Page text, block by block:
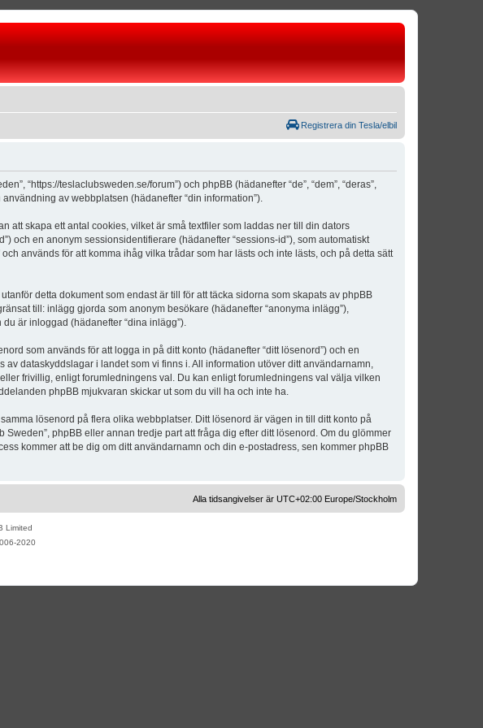
Registrera din Tesla/elbil
“https://teslaclubsweden.se/forum”) och phpBB (hädanefter “de”, “dem”, “deras”,
användning av webbplatsen (hädanefter “din information”).
att skapa ett antal cookies, vilket är små textfiler som laddas ner till din dators
och en anonym sessionsidentifierare (hädanefter “sessions-id”), som automatiskt
används för att komma ihåg vilka trådar som har lästs och inte lästs, och på detta sätt
detta dokument som endast är till för att täcka sidorna som skapats av phpBB
till: inlägg gjorda som anonym besökare (hädanefter “anonyma inlägg”),
är inloggad (hädanefter “dina inlägg”).
som används för att logga in på ditt konto (hädanefter “ditt lösenord”) och en
dataskyddslagar i landet som vi finns i. All information utöver ditt användarnamn,
frivillig, enligt forumledningens val. Du kan enligt forumledningens val välja vilken
phpBB mjukvaran skickar ut som du vill ha och inte ha.
lösenord på flera olika webbplatser. Ditt lösenord är vägen in till ditt konto på
phpBB eller annan tredje part att fråga dig efter ditt lösenord. Om du glömmer
kommer att be dig om ditt användarnamn och din e-postadress, sen kommer phpBB
Alla tidsangivelser är UTC+02:00 Europe/Stockholm
Limited
2020